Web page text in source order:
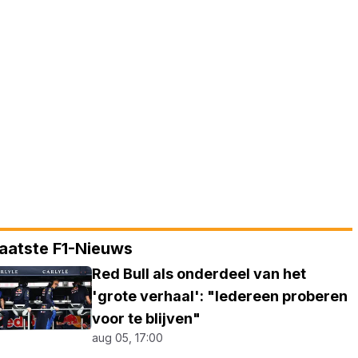
F1-Nieuws
Red Bull als onderdeel van het
'grote verhaal': "Iedereen proberen
voor te blijven"
aug 05, 17:00